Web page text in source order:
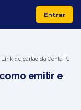
Entrar
de cartão da Conta PJ
emitir e